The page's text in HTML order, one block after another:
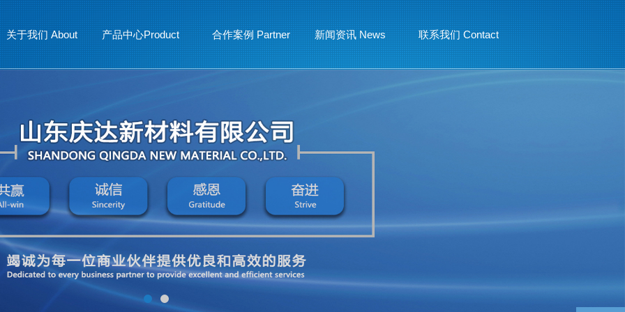
关于我们 About 产品中心Product 合作案例 Partner 新闻资讯 News 联系我们 Contact